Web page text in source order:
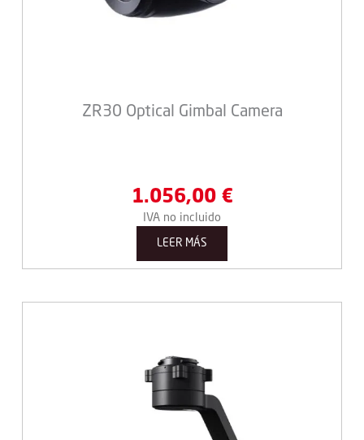
ZR30 Optical Gimbal Camera
1.056,00 €
IVA no incluido
LEER MÁS